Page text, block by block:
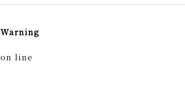
Warning
on line